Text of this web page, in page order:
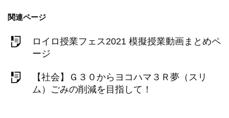
関連ページ
ロイロ授業フェス2021 模擬授業動画まとめペ
ージ
【社会】Ｇ３０からヨコハマ３Ｒ夢（スリ
ム）ごみの削減を目指して！